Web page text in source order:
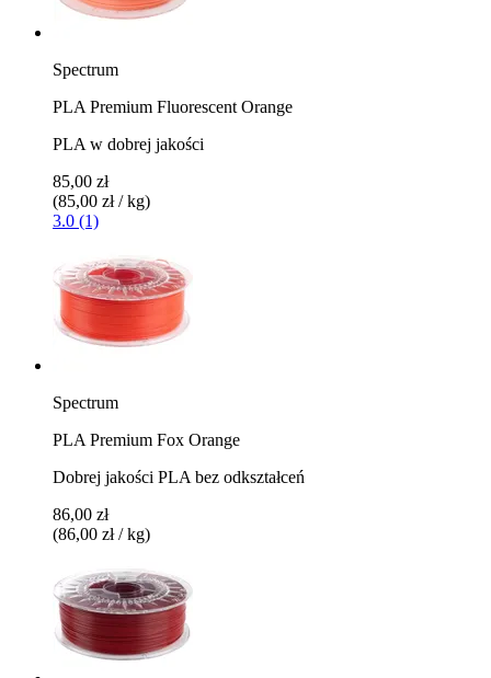
Spectrum
PLA Premium Fluorescent Orange
PLA w dobrej jakości
85,00 zł
(85,00 zł / kg)
3.0 (1)
Spectrum
PLA Premium Fox Orange
Dobrej jakości PLA bez odkształceń
86,00 zł
(86,00 zł / kg)